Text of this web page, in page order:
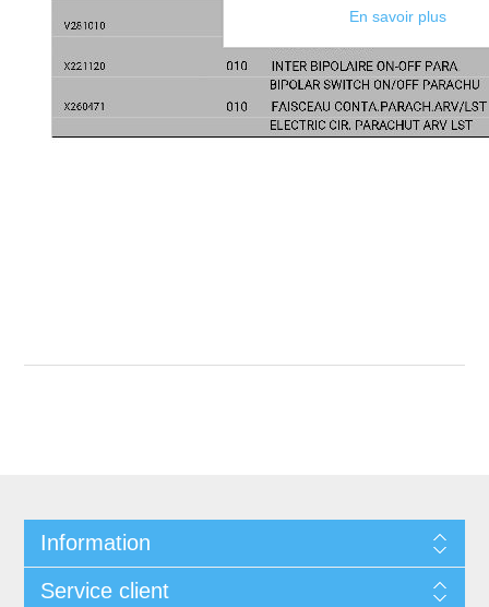
Information
Service client
En savoir plus